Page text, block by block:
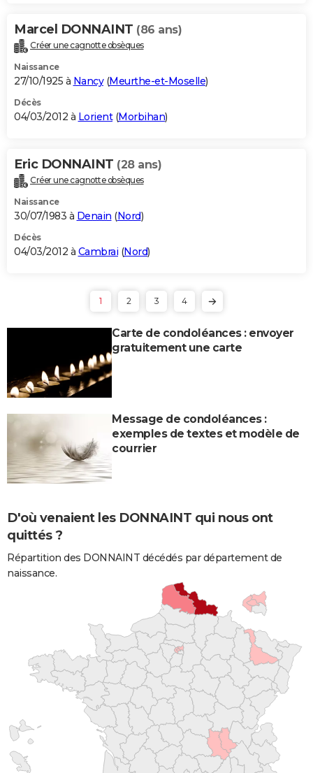
Marcel DONNAINT (86 ans)
Créer une cagnotte obsèques
Naissance
27/10/1925 à Nancy(Meurthe-et-Moselle)
Décès
04/03/2012 à Lorient(Morbihan)
Eric DONNAINT (28 ans)
Créer une cagnotte obsèques
Naissance
30/07/1983 à Denain (Nord)
Décès
04/03/2012 à Cambrai (Nord)
1 2 3 4
Carte de condoléances : envoyer
gratuitement une carte
Message de condoléances :
exemples de textes et modèle de
courrier
D'où venaient les DONNAINT qui nous ont
quittés ?
Répartition des DONNAINT décédés par département de
naissance.